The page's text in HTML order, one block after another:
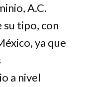
A.C.
su tipo, con
ya que
a nivel